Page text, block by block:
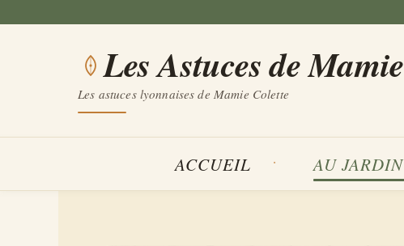
Les Astuces de Mamie
Les astuces lyonnaises de Mamie Colette
ACCUEIL AU JARDIN